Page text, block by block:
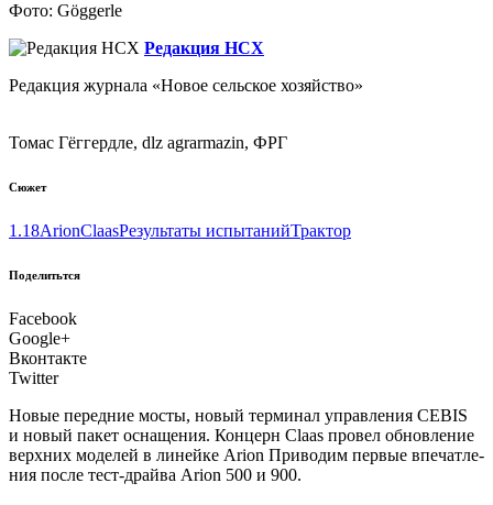
Фото: Göggerle
Редакция НСХ
Редакция журнала «Новое сельское хозяйство»
Томас Гёггердле, dlz agrarmazin, ФРГ
Сюжет
1.18ArionClaasРезультаты испытанийТрактор
Поделитьтся
Facebook
Google+
Вконтакте
Twitter
Новые перед­ние мосты, новый тер­ми­нал управ­ле­ния CEBIS
и новый пакет осна­ще­ния. Кон­церн Claas про­вел обнов­ле­ние
верх­них моде­лей в линей­ке Arion При­во­дим пер­вые впе­чат­ле­
ния после тест-драй­ва Arion 500 и 900.